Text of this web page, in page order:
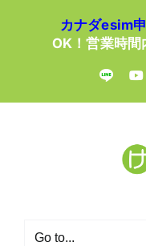
カナダesim
OK！営業時間
LINE
Go to...